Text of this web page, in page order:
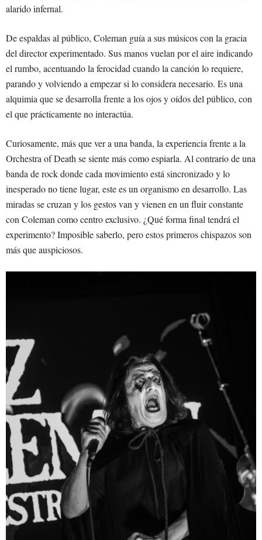
alarido infernal.
De espaldas al público, Coleman guía a sus músicos con la gracia
del director experimentado. Sus manos vuelan por el aire indicando
el rumbo, acentuando la ferocidad cuando la canción lo requiere,
parando y volviendo a empezar si lo considera necesario. Es una
alquimia que se desarrolla frente a los ojos y oídos del público, con
el que prácticamente no interactúa.
Curiosamente, más que ver a una banda, la experiencia frente a la
Orchestra of Death se siente más como espiarla. Al contrario de una
banda de rock donde cada movimiento está sincronizado y lo
inesperado no tiene lugar, este es un organismo en desarrollo. Las
miradas se cruzan y los gestos van y vienen en un fluir constante
con Coleman como centro exclusivo. ¿Qué forma final tendrá el
experimento? Imposible saberlo, pero estos primeros chispazos son
más que auspiciosos.